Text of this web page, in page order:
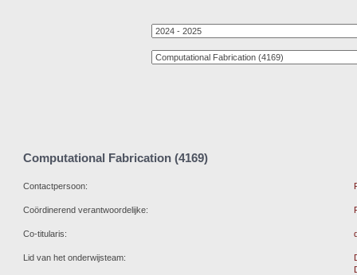
Computational Fabrication (4169)
Contactpersoon:
Coördinerend verantwoordelijke:
Co-titularis:
Lid van het onderwijsteam: